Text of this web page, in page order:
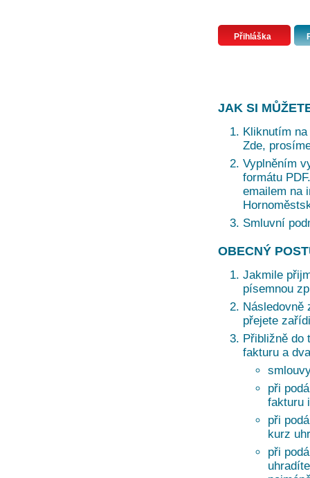
Přihláška
JAK SI
Kliknutím
Zde,
Vyplněním
formátu
emailem na
Smluvní
OBECNÝ
Jakmile
písemnou
Následovně
přejete
Přibližně do
fakturu a
při
fakturu
při
kurz
při